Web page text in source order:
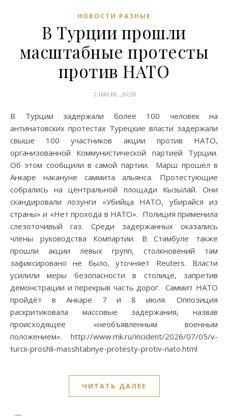
НОВОСТИ РАЗНЫЕ
В Турции прошли
масштабные протесты
против НАТО
5 июля, 2026
В Турции задержали более 100 человек на
антинатовских протестах Турецкие власти задержали
свыше 100 участников акции против НАТО,
организованной Коммунистической партией Турции.
Об этом сообщили в самой партии. Марш прошёл в
Анкаре накануне саммита альянса. Протестующие
собрались на центральной площади Кызылай. Они
скандировали лозунги «Убийца НАТО, убирайся из
страны» и «Нет прохода в НАТО». Полиция применила
слезоточивый газ. Среди задержанных оказались
члены руководства Компартии. В Стамбуле также
прошли акции левых групп, столкновений там
зафиксировано не было, уточняет Reuters. Власти
усилили меры безопасности в столице, запретив
демонстрации и перекрыв часть дорог. Саммит НАТО
пройдёт в Анкаре 7 и 8 июля. Оппозиция
раскритиковала массовые задержания, назвав
происходящее «необъявленным военным
положением». http://www.mk.ru/incident/2026/07/05/v-
turcii-proshli-masshtabnye-protesty-protiv-nato.html
ЧИТАТЬ ДАЛЕЕ